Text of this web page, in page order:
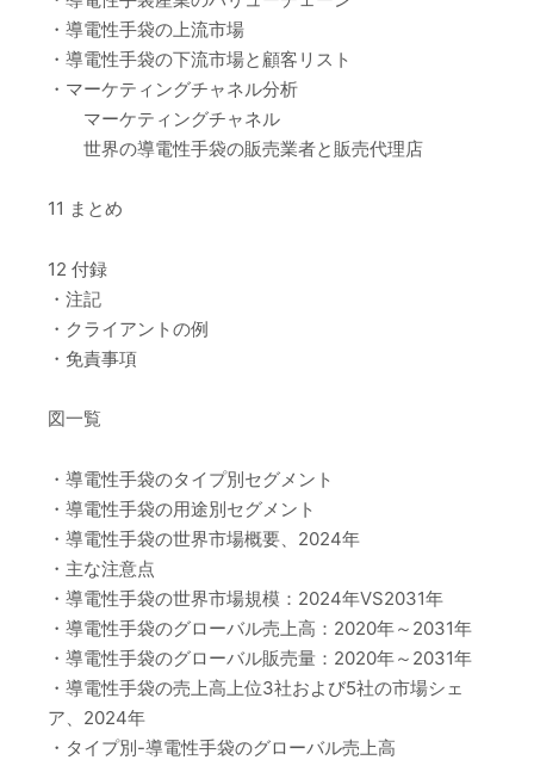
・導電性手袋の上流市場
・導電性手袋の下流市場と顧客リスト
・マーケティングチャネル分析
マーケティングチャネル
世界の導電性手袋の販売業者と販売代理店
11 まとめ
12 付録
・注記
・クライアントの例
・免責事項
図一覧
・導電性手袋のタイプ別セグメント
・導電性手袋の用途別セグメント
・導電性手袋の世界市場概要、2024年
・主な注意点
・導電性手袋の世界市場規模：2024年VS2031年
・導電性手袋のグローバル売上高：2020年～2031年
・導電性手袋のグローバル販売量：2020年～2031年
・導電性手袋の売上高上位3社および5社の市場シェ
ア、2024年
・タイプ別-導電性手袋のグローバル売上高